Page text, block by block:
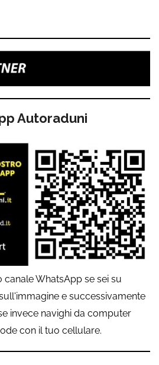
Autoraduni
canale WhatsApp se sei su
e successivamente
invece navighi da computer
con il tuo cellulare.